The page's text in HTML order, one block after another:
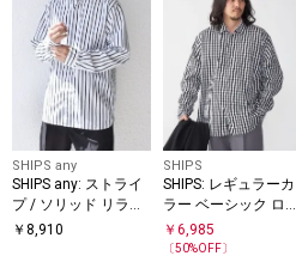
SHIPS any
SHIPS any: ストライ
プ / ソリッド リラッ
クス バンドカラー シ
￥ 8,910
SHIPS
SHIPS: レギュラーカ
ラー ベーシック ロン
グスリーブ シャツ
〈ストライプ/ギンガ
￥6,985
〔50%OFF〕